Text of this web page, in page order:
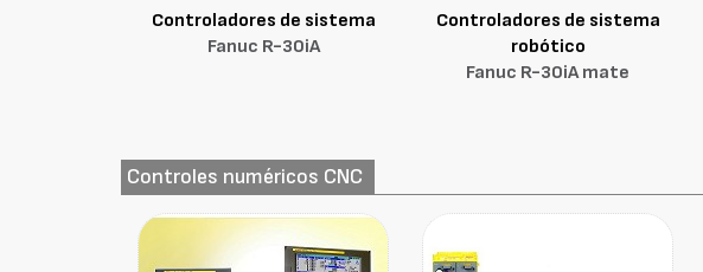
Controladores de sistema
Fanuc R-30iA
Controladores de sistema
robótico
Fanuc R-30iA mate
Controles numéricos CNC